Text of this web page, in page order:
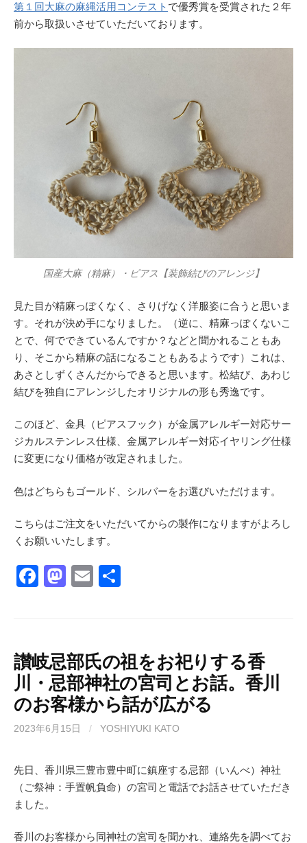
第１回大麻の麻縄活用コンテスト で優秀賞を受賞された２年
前から取扱いさせていただいております。
国産大麻（精麻）・ピアス【装飾結びのアレンジ】
見た目が精麻っぽくなく、さりげなく洋服姿に合うと思いま
す。それが決め手になりました。（逆に、精麻っぽくないこ
とで、何でできているんですか？などと聞かれることもあ
り、そこから精麻の話になることもあるようです）これは、
あさとしずくさんだからできると思います。松結び、あわじ
結びを独自にアレンジしたオリジナルの形も秀逸です。
このほど、金具（ピアスフック）が金属アレルギー対応サー
ジカルステンレス仕様、金属アレルギー対応イヤリング仕様
に変更になり価格が改定されました。
色はどちらもゴールド、シルバーをお選びいただけます。
こちらはご注文をいただいてからの製作になりますがよろし
くお願いいたします。
F
b
o
o
k
M
d
o
n
E
讃岐忌部氏の祖をお祀りする香
川・忌部神社の宮司とお話。香川
のお客様から話が広がる
2023年6月15日 / YOSHIYUKI KATO
先日、香川県三豊市豊中町に鎮座する忌部（いんべ）神社
（ご祭神：手置帆負命）の宮司と電話でお話させていただき
ました。
香川のお客様から同神社の宮司を聞かれ、連絡先を調べてお